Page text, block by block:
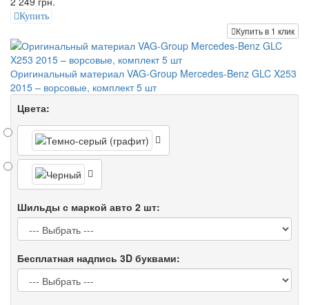
Купить
Купить в 1 клик
Оригинальный материал VAG-Group Mercedes-Benz GLC X253
2015 – ворсовые, комплект 5 шт
Цвета:
Шильды с маркой авто 2 шт:
Бесплатная надпись 3D буквами: